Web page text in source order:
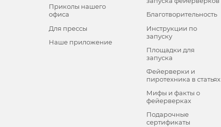
Приколы нашего
офиса
Для прессы
Наше приложение
Благотворительность
Инструкции по
запуску
Площадки для
запуска
Фейерверки и
пиротехника в статьях
Мифы и факты о
фейерверках
Подарочные
сертификаты